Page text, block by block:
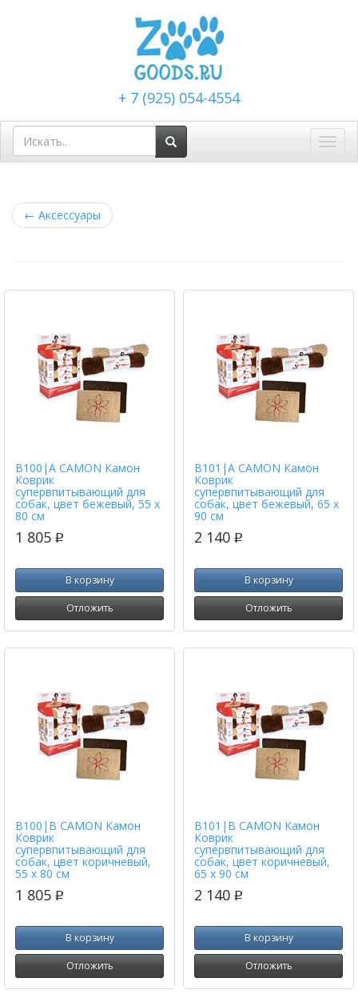
+ 7 (925) 054-4554
← Аксессуары
B100|A CAMON Камон
Коврик
супервпитывающий для
собак, цвет бежевый, 55 х
80 см
1 805 p
В корзину
Отложить
B101|A CAMON Камон
Коврик
супервпитывающий для
собак, цвет бежевый, 65 х
90 см
2 140 p
В корзину
Отложить
B100|B CAMON Камон
Коврик
супервпитывающий для
собак, цвет коричневый,
55 х 80 см
1 805 p
В корзину
Отложить
B101|B CAMON Камон
Коврик
супервпитывающий для
собак, цвет коричневый,
65 х 90 см
2 140 p
В корзину
Отложить